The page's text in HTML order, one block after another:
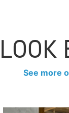
LOOK
See more